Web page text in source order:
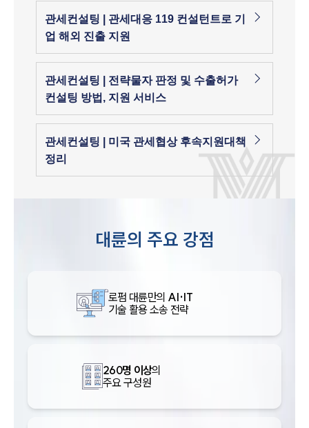
관세컨설팅 | 관세대응 119 컨설턴트로 기
업 해외 진출 지원
관세컨설팅 | 전략물자 판정 및 수출허가
컨설팅 방법, 지원 서비스
관세컨설팅 | 미국 관세협상 후속지원대책
정리
대륜의 주요 강점
로펌 대륜만의 AI·IT
기술 활용 소송 전략
260명 이상의
주요 구성원